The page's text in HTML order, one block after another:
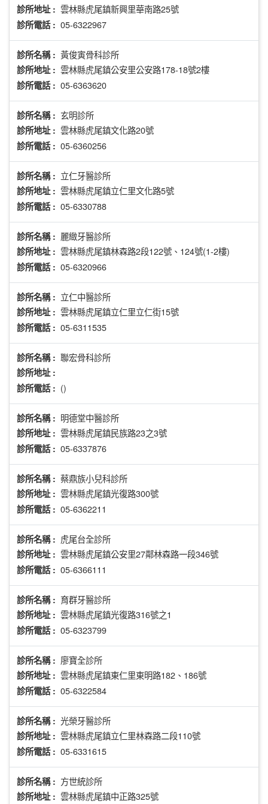
診所地址 : 雲林縣虎尾鎮新興里華南路25號
診所電話 : 05-6322967
診所名稱 : 黃俊寅骨科診所
診所地址 : 雲林縣虎尾鎮公安里公安路178-18號2樓
診所電話 : 05-6363620
診所名稱 : 玄明診所
診所地址 : 雲林縣虎尾鎮文化路20號
診所電話 : 05-6360256
診所名稱 : 立仁牙醫診所
診所地址 : 雲林縣虎尾鎮立仁里文化路5號
診所電話 : 05-6330788
診所名稱 : 麗緻牙醫診所
診所地址 : 雲林縣虎尾鎮林森路2段122號、124號(1-2樓)
診所電話 : 05-6320966
診所名稱 : 立仁中醫診所
診所地址 : 雲林縣虎尾鎮立仁里立仁街15號
診所電話 : 05-6311535
診所名稱 : 聯宏骨科診所
診所地址 :
診所電話 : ()
診所名稱 : 明德堂中醫診所
診所地址 : 雲林縣虎尾鎮民族路23之3號
診所電話 : 05-6337876
診所名稱 : 蔡鼎族小兒科診所
診所地址 : 雲林縣虎尾鎮光復路300號
診所電話 : 05-6362211
診所名稱 : 虎尾台全診所
診所地址 : 雲林縣虎尾鎮公安里27鄰林森路一段346號
診所電話 : 05-6366111
診所名稱 : 育群牙醫診所
診所地址 : 雲林縣虎尾鎮光復路316號之1
診所電話 : 05-6323799
診所名稱 : 廖寶全診所
診所地址 : 雲林縣虎尾鎮東仁里東明路182、186號
診所電話 : 05-6322584
診所名稱 : 光榮牙醫診所
診所地址 : 雲林縣虎尾鎮立仁里林森路二段110號
診所電話 : 05-6331615
診所名稱 : 方世統診所
診所地址 : 雲林縣虎尾鎮中正路325號